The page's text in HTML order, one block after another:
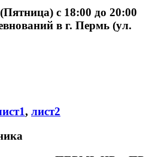
с 18:00 до 20:00
в г. Пермь (ул.
, лист2